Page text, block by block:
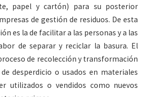
papel y cartón) para su posterior
de gestión de residuos. De esta
es la de facilitar a las personas y a las
de separar y reciclar la basura. El
de recolección y transformación
desperdicio o usados en materiales
utilizados o vendidos como nuevos